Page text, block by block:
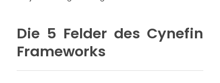
Die 5 Felder des Cynefin
Frameworks